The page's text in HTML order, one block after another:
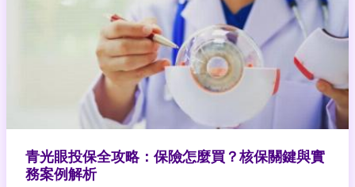
青光眼投保全攻略：保險怎麼買？核保關鍵與實
務案例解析